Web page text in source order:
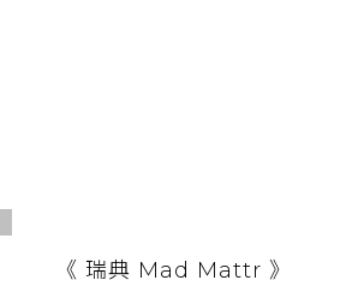
《 瑞典 Mad Mattr 》